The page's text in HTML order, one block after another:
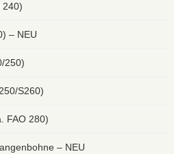
240)
– NEU
250)
S260)
FAO 280)
– NEU